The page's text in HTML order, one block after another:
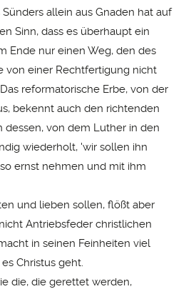
allein aus Gnaden hat auf
Sinn, dass es überhaupt ein
Ende nur einen Weg, den des
von einer Rechtfertigung nicht
reformatorische Erbe, von der
bekennt auch den richtenden
dessen, von dem Luther in den
wiederholt, 'wir sollen ihn
ernst nehmen und mit ihm
und lieben sollen, flößt aber
Antriebsfeder christlichen
in seinen Feinheiten viel
Christus geht.
die, die gerettet werden,